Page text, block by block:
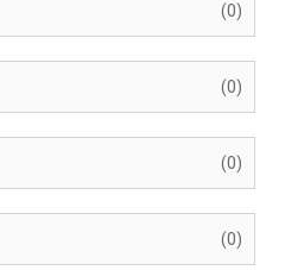
(0)
(0)
(0)
(0)